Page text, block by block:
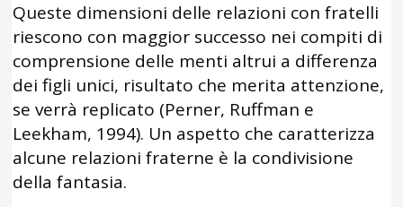
Queste dimensioni delle relazioni con fratelli
riescono con maggior successo nei compiti di
comprensione delle menti altrui a differenza
dei figli unici, risultato che merita attenzione,
se verrà replicato (Perner, Ruffman e
Leekham, 1994). Un aspetto che caratterizza
alcune relazioni fraterne è la condivisione
della fantasia.